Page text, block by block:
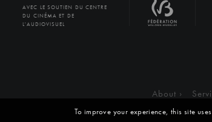
AVEC LE SOUTIEN DU CENTRE
DU CINÉMA ET DE
L'AUDIOVISUEL
About
To improve your experience, this site